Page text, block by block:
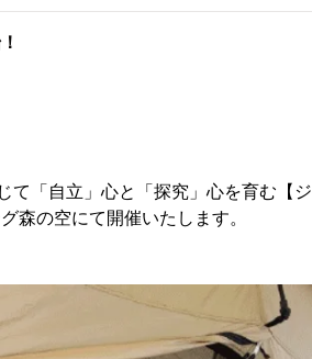
て「自立」心と「探究」心を育む【ジ
森の空にて開催いたします。